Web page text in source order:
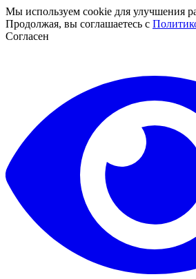
Мы используем cookie для улучшения
Продолжая, вы соглашаетесь с
Согласен